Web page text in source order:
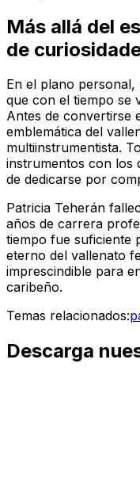
Más allá del
de
En el plano personal,
que con el tiempo se
Antes de convertirse
emblemática del
multiinstrumentista.
instrumentos con los
de dedicarse por
Patricia Teherán
años de carrera
tiempo fue suficiente
eterno del vallenato
imprescindible para
caribeño.
Temas relacionados:
Descarga